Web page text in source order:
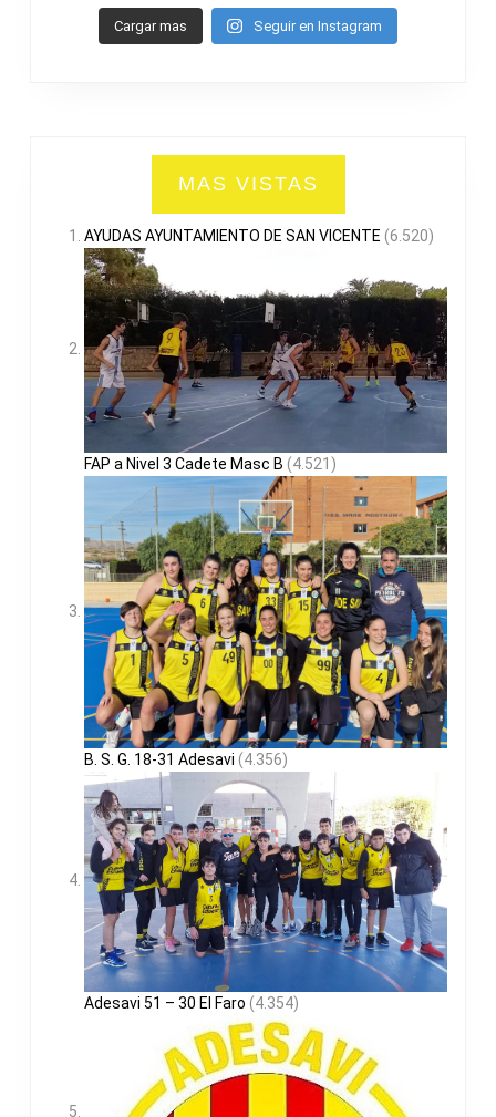
Cargar mas Seguir en Instagram
MAS VISTAS
AYUDAS AYUNTAMIENTO DE SAN VICENTE (6.520)
FAP a Nivel 3 Cadete Masc B (4.521)
B. S. G. 18-31 Adesavi (4.356)
Adesavi 51 – 30 El Faro (4.354)